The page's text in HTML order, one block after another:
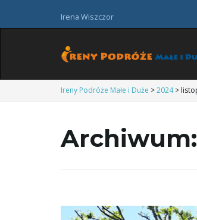
Irena Wiszczor
Ireny Podróże Małe i Duże >2024>
Archiwum: